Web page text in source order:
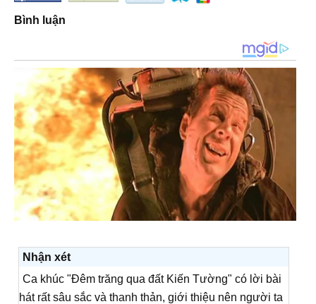
Bình luận
Nhận xét
Ca khúc "Đêm trăng qua đất Kiến Tường" có lời bài
hát rất sâu sắc và thanh thản, giới thiệu nên người ta